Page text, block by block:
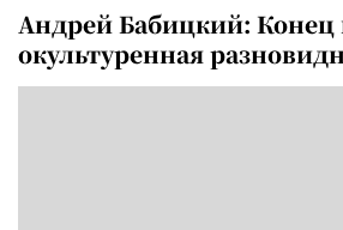
Андрей Бабицкий: Конец
окультуренная